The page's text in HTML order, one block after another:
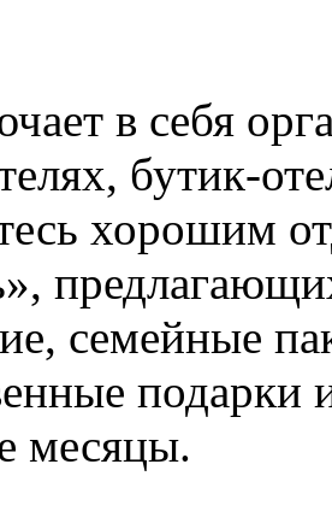
в себя
бутик-
хорошим
семейные
подарки
месяцы.